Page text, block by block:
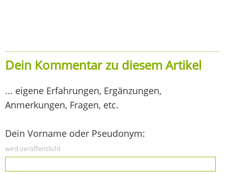
Dein Kommentar zu diesem Artikel
... eigene Erfahrungen, Ergänzungen,
Anmerkungen, Fragen, etc.
Dein Vorname oder Pseudonym:
wird veröffentlicht